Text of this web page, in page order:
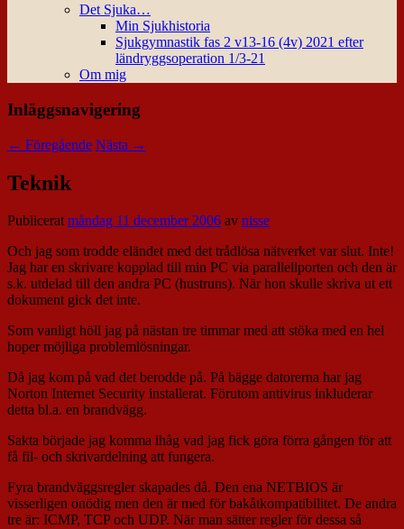
Det Sjuka…
Min Sjukhistoria
Sjukgymnastik fas 2 v13-16 (4v) 2021 efter
ländryggsoperation 1/3-21
Om mig
Inläggsnavigering
← Föregående Nästa →
Teknik
Publiceratmåndag 11 december 2006 av nisse
Och jag som trodde eländet med det trådlösa nätverket var slut. Inte!
Jag har en skrivare kopplad till min PC via parallellporten och den är
s.k. utdelad till den andra PC (hustruns). När hon skulle skriva ut ett
dokument gick det inte.
Som vanligt höll jag på nästan tre timmar med att stöka med en hel
hoper möjliga problemlösningar.
Då jag kom på vad det berodde på. På bägge datorerna har jag
Norton Internet Security installerat. Förutom antivirus inkluderar
detta bl.a. en brandvägg.
Sakta började jag komma ihåg vad jag fick göra förra gången för att
få fil- och skrivardelning att fungera.
Fyra brandväggsregler skapades då. Den ena NETBIOS är
visserligen onödig men den är med för bakåtkompatibilitet. De andra
tre är: ICMP, TCP och UDP. När man sätter regler för dessa så